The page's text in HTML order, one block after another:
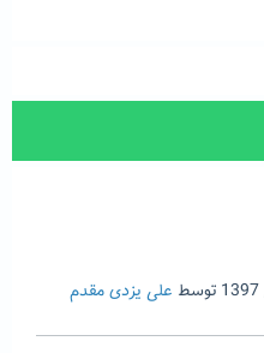
توسط علی یزدی مقدم